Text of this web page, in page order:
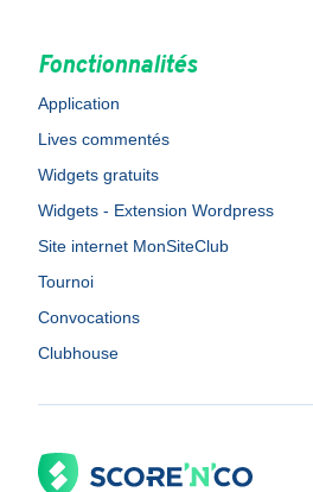
Fonctionnalités
Application
Lives commentés
Widgets gratuits
Widgets - Extension Wordpress
Site internet MonSiteClub
Tournoi
Convocations
Clubhouse